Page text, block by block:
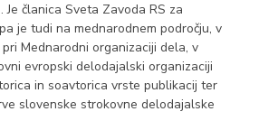
Je članica Sveta Zavoda RS za
je tudi na mednarodnem področju, v
Mednarodni organizaciji dela, v
evropski delodajalski organizaciji
in soavtorica vrste publikacij ter
slovenske strokovne delodajalske